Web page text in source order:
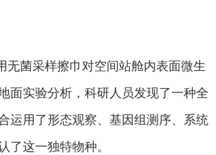
菌采样擦巾对空间站舱内表面微生
面实验分析，科研人员发现了一种全
用了形态观察、基因组测序、系统
这一独特物种。